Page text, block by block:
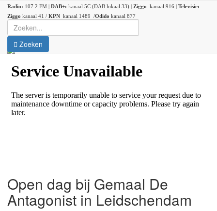
Radio: 107.2 FM | DAB+: kanaal 5C (DAB lokaal 33) | Ziggo kanaal 916 | Televisie:
Ziggo kanaal 41 / KPN kanaal 1489 /Odido kanaal 877
Zoeken
Open dag bij Gemaal De
Antagonist in Leidschendam